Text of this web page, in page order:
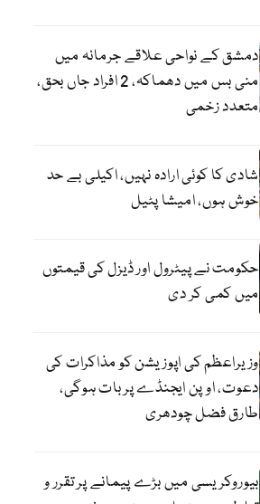
دمشق کے نواحی علاقے جرمانہ میں
منی بس میں دھماکہ، 2 افراد جاں بحق،
متعدد زخمی
شادی کا کوئی ارادہ نہیں، اکیلی بے حد
خوش ہوں، امیشا پٹیل
حکومت نے پیٹرول اور ڈیزل کی قیمتوں
میں کمی کر دی
وزیراعظم کی اپوزیشن کو مذاکرات کی
دعوت، اوپن ایجنڈے پر بات ہوگی،
طارق فضل چودھری
بیوروکریسی میں بڑے پیمانے پر تقرر و